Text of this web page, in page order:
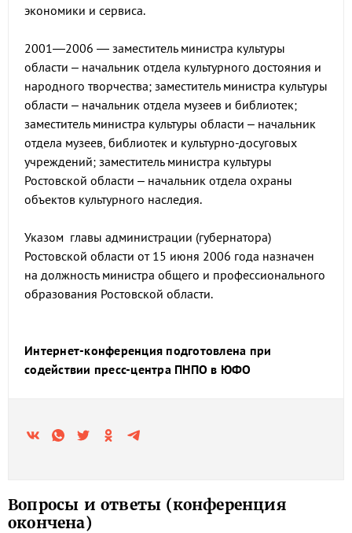
экономики и сервиса.
2001—2006 — заместитель министра культуры
области – начальник отдела культурного достояния и
народного творчества; заместитель министра культуры
области – начальник отдела музеев и библиотек;
заместитель министра культуры области – начальник
отдела музеев, библиотек и культурно-досуговых
учреждений; заместитель министра культуры
Ростовской области – начальник отдела охраны
объектов культурного наследия.
Указом главы администрации (губернатора)
Ростовской области от 15 июня 2006 года назначен
на должность министра общего и профессионального
образования Ростовской области.
Интернет-конференция подготовлена при
содействии пресс-центра ПНПО в ЮФО
Вопросы и ответы (конференция
окончена)